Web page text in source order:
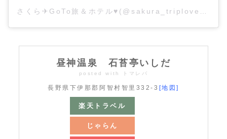
さくら✈GoTo旅＆ホテル♥(@sakura_triplove)がシェアした投稿
昼神温泉 石苔亭いしだ
posted with トマレバ
長野県下伊那郡阿智村智里332-3 [地図]
楽天トラベル
じゃらん